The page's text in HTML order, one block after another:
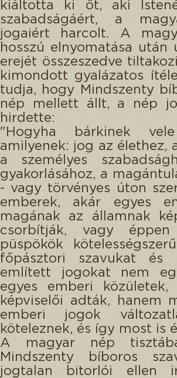
kiáltotta ki őt, aki
szabadságáért, a
jogaiért harcolt. A
hosszú elnyomatása után
erejét összeszedve
kimondott gyalázatos
tudja, hogy Mindszenty
nép mellett állt, a nép
hirdette:
"Hogyha bárkinek
amilyenek: jog az élethez,
a személyes
gyakorlásához, a
- vagy törvényes úton
emberek, akár egyes
magának az államnak
csorbítják, vagy
püspökök
főpásztori szavukat és
említett jogokat nem
egyes emberi
képviselői adták, hanem
emberi jogok
köteleznek, és így most is
A magyar nép
Mindszenty bíboros
jogtalan bitorlói ellen